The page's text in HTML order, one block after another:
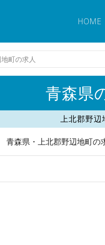
HOME
地町の求人
青森県
上北郡野辺
青森県・上北郡野辺地町の